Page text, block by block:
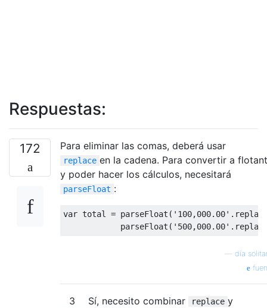
Respuestas:
172 Para eliminar las comas, deberá usar
replace en la cadena. Para convertir a
y poder hacer los cálculos, necesitará
parseFloat :
var total = parseFloat ( '100,000.00'
parseFloat ( '500,000.00'
día
3 Sí, necesito combinar replace y